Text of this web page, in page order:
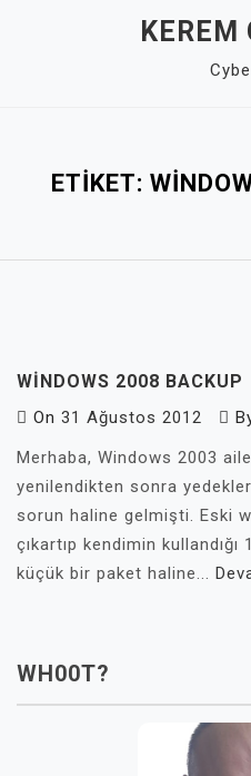
KEREM
ETIKET:
WINDOWS 2008 BACKUP
On 31 Ağustos 2012
Merhaba, Windows 2003
yenilendikten sonra
sorun haline gelmişti. Eski
çıkartıp kendimin
küçük bir paket haline...
WH00T?